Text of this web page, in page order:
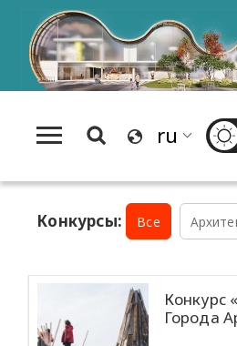
Конкурсы: Все
Конкурс
Города